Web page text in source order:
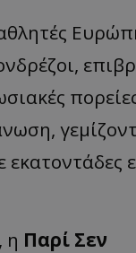
εκατοντάδες
η Παρί Σεν